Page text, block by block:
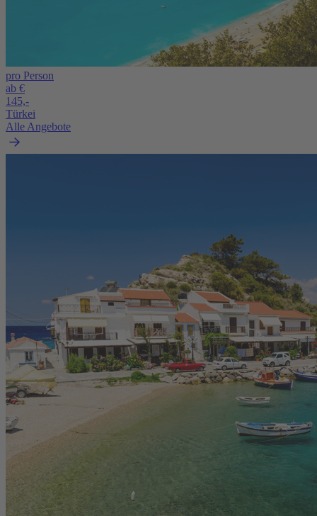
pro Person
ab €
145,-
Türkei
Alle Angebote